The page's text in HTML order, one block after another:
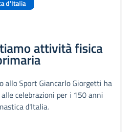
d'Italia
attività fisica
allo Sport Giancarlo Giorgetti ha
celebrazioni per i 150 anni
d'Italia.